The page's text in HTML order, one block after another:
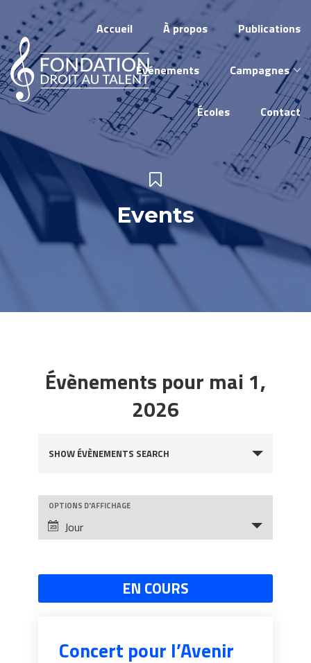
Accueil À propos Publications
Événements Campagnes
Écoles Contact
Events
Évènements pour mai 1,
2026
Évènements
and
Views
Navigation
SHOW ÉVÈNEMENTS SEARCH
Évènement
Views
OPTIONS D'AFFICHAGE
Jour
EN COURS
Concert pour l’Avenir